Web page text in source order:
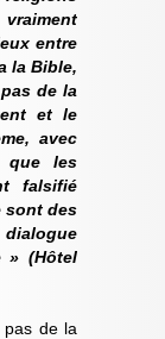
entre
la Bible,
de la
et le
avec
que les
falsifié
sont des
» (Hôtel
pas de la